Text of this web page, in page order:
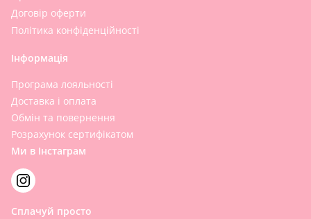
Договір оферти
Політика конфіденційності
Інформація
Програма лояльності
Доставка і оплата
Обмін та повернення
Розрахунок сертифікатом
Ми в Інстаграм
Сплачуй просто